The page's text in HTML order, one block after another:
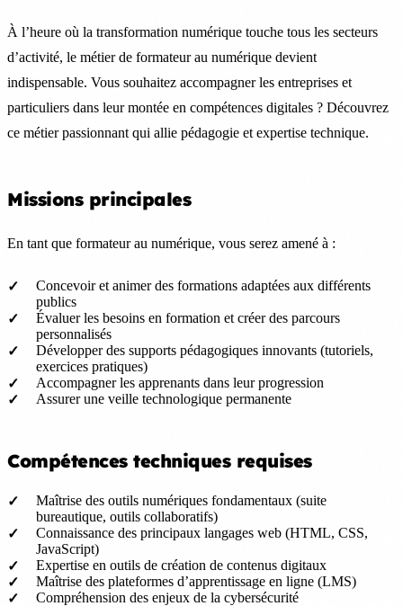
À l’heure où la transformation numérique touche tous les secteurs
d’activité, le métier de formateur au numérique devient
indispensable. Vous souhaitez accompagner les entreprises et
particuliers dans leur montée en compétences digitales ? Découvrez
ce métier passionnant qui allie pédagogie et expertise technique.
Missions principales
En tant que formateur au numérique, vous serez amené à :
Concevoir et animer des formations adaptées aux différents
publics
Évaluer les besoins en formation et créer des parcours
personnalisés
Développer des supports pédagogiques innovants (tutoriels,
exercices pratiques)
Accompagner les apprenants dans leur progression
Assurer une veille technologique permanente
Compétences techniques requises
Maîtrise des outils numériques fondamentaux (suite
bureautique, outils collaboratifs)
Connaissance des principaux langages web (HTML, CSS,
JavaScript)
Expertise en outils de création de contenus digitaux
Maîtrise des plateformes d’apprentissage en ligne (LMS)
Compréhension des enjeux de la cybersécurité